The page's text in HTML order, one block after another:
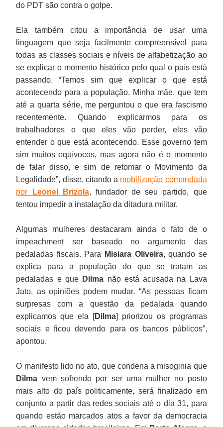
do PDT são contra o golpe.
Ela também citou a importância de usar uma
linguagem que seja facilmente compreensível para
todas as classes sociais e níveis de alfabetização ao
se explicar o momento histórico pelo qual o país está
passando. “Temos sim que explicar o que está
acontecendo para a população. Minha mãe, que tem
até a quarta série, me perguntou o que era fascismo
recentemente. Quando explicarmos para os
trabalhadores o que eles vão perder, eles vão
entender o que está acontecendo. Esse governo tem
sim muitos equívocos, mas agora não é o momento
de falar disso, e sim de retomar o Movimento da
Legalidade”, disse, citando a mobilização comandada
por
Leonel Brizola, fundador de seu partido, que
tentou impedir a instalação da ditadura militar.
Algumas mulheres destacaram ainda o fato de o
impeachment ser baseado no argumento das
pedaladas fiscais. Para
Misiara Oliveira, quando se
explica para a população do que se tratam as
pedaladas e que Dilma não está acusada na Lava
Jato, as opiniões podem mudar. “As pessoas ficam
surpresas com a questão da pedalada quando
explicamos que ela [Dilma] priorizou os programas
sociais e ficou devendo para os bancos públicos”,
apontou.
O manifesto lido no ato, que condena a misoginia que
Dilma vem sofrendo por ser uma mulher no posto
mais alto do país politicamente, será finalizado em
conjunto a partir das redes sociais até o dia 31, para
quando estão marcados atos a favor da democracia